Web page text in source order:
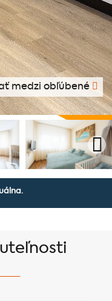
medzi obľúbené
izbový byt v